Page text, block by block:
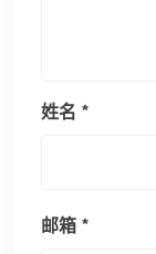
姓名 *
邮箱*